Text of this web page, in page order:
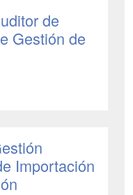
de
Gestión de
Importación